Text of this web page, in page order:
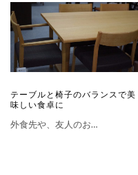
テーブルと椅子のバランスで美
味しい食卓に
外食先や、友人のお…